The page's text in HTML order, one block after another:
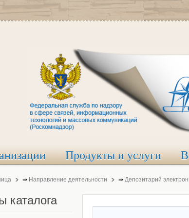
Продукты и услуги
⇒ Направление деятельности ⇒ Депозитарий
каталога